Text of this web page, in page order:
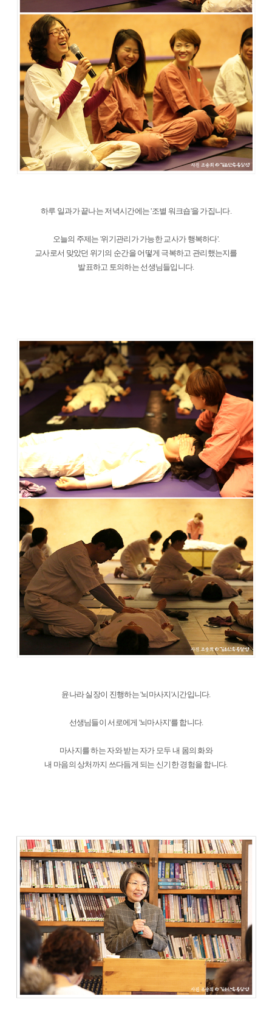
하루 일과가 끝나는 저녁시간에는 '조별 워크숍'을 가집니다.
오늘의 주제는 '위기관리가 가능한 교사가 행복하다'.
교사로서 맞았던 위기의 순간을 어떻게 극복하고 관리했는지를
발표하고 토의하는 선생님들입니다.
윤나라 실장이 진행하는 '뇌마사지'시간입니다.
선생님들이 서로에게 '뇌마사지'를 합니다.
마사지를 하는 자와 받는 자가 모두 내 몸의 화와
내 마음의 상처까지 쓰다듬게 되는 신기한 경험을 합니다.